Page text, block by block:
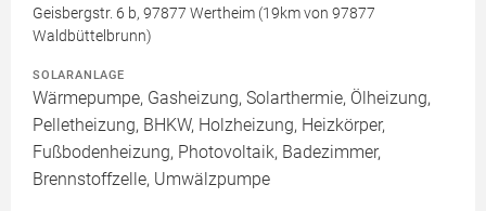
Geisbergstr. 6 b, 97877 Wertheim (19km von 97877
Waldbüttelbrunn)
SOLARANLAGE
Wärmepumpe, Gasheizung, Solarthermie, Ölheizung,
Pelletheizung, BHKW, Holzheizung, Heizkörper,
Fußbodenheizung, Photovoltaik, Badezimmer,
Brennstoffzelle, Umwälzpumpe